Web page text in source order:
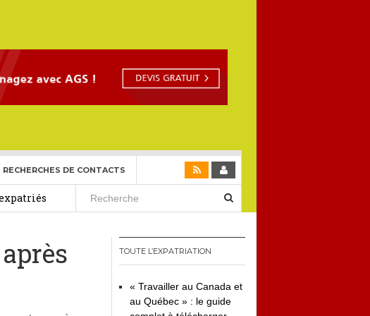
RECHERCHES DE CONTACTS
TOUTE L’EXPATRIATION
« Travailler au Canada et
au Québec » : le guide